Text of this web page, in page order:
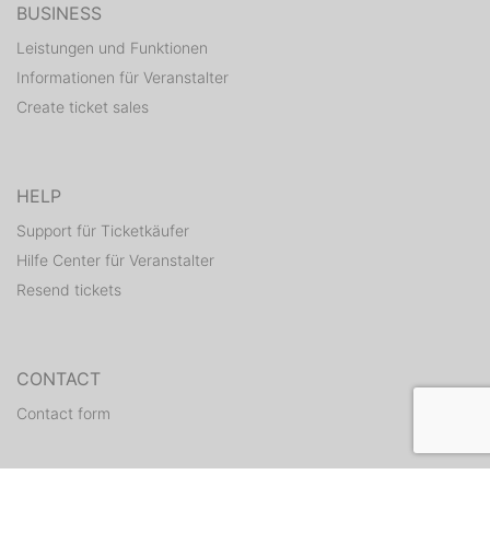
BUSINESS
Leistungen und Funktionen
Informationen für Veranstalter
Create ticket sales
HELP
Support für Ticketkäufer
Hilfe Center für Veranstalter
Resend tickets
CONTACT
Contact form